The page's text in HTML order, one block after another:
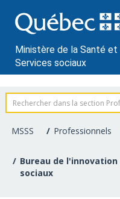
au
contenu
Ministère de la Santé et
Services sociaux
pour
les
MSSS Professionnels
Bureau de
sociaux